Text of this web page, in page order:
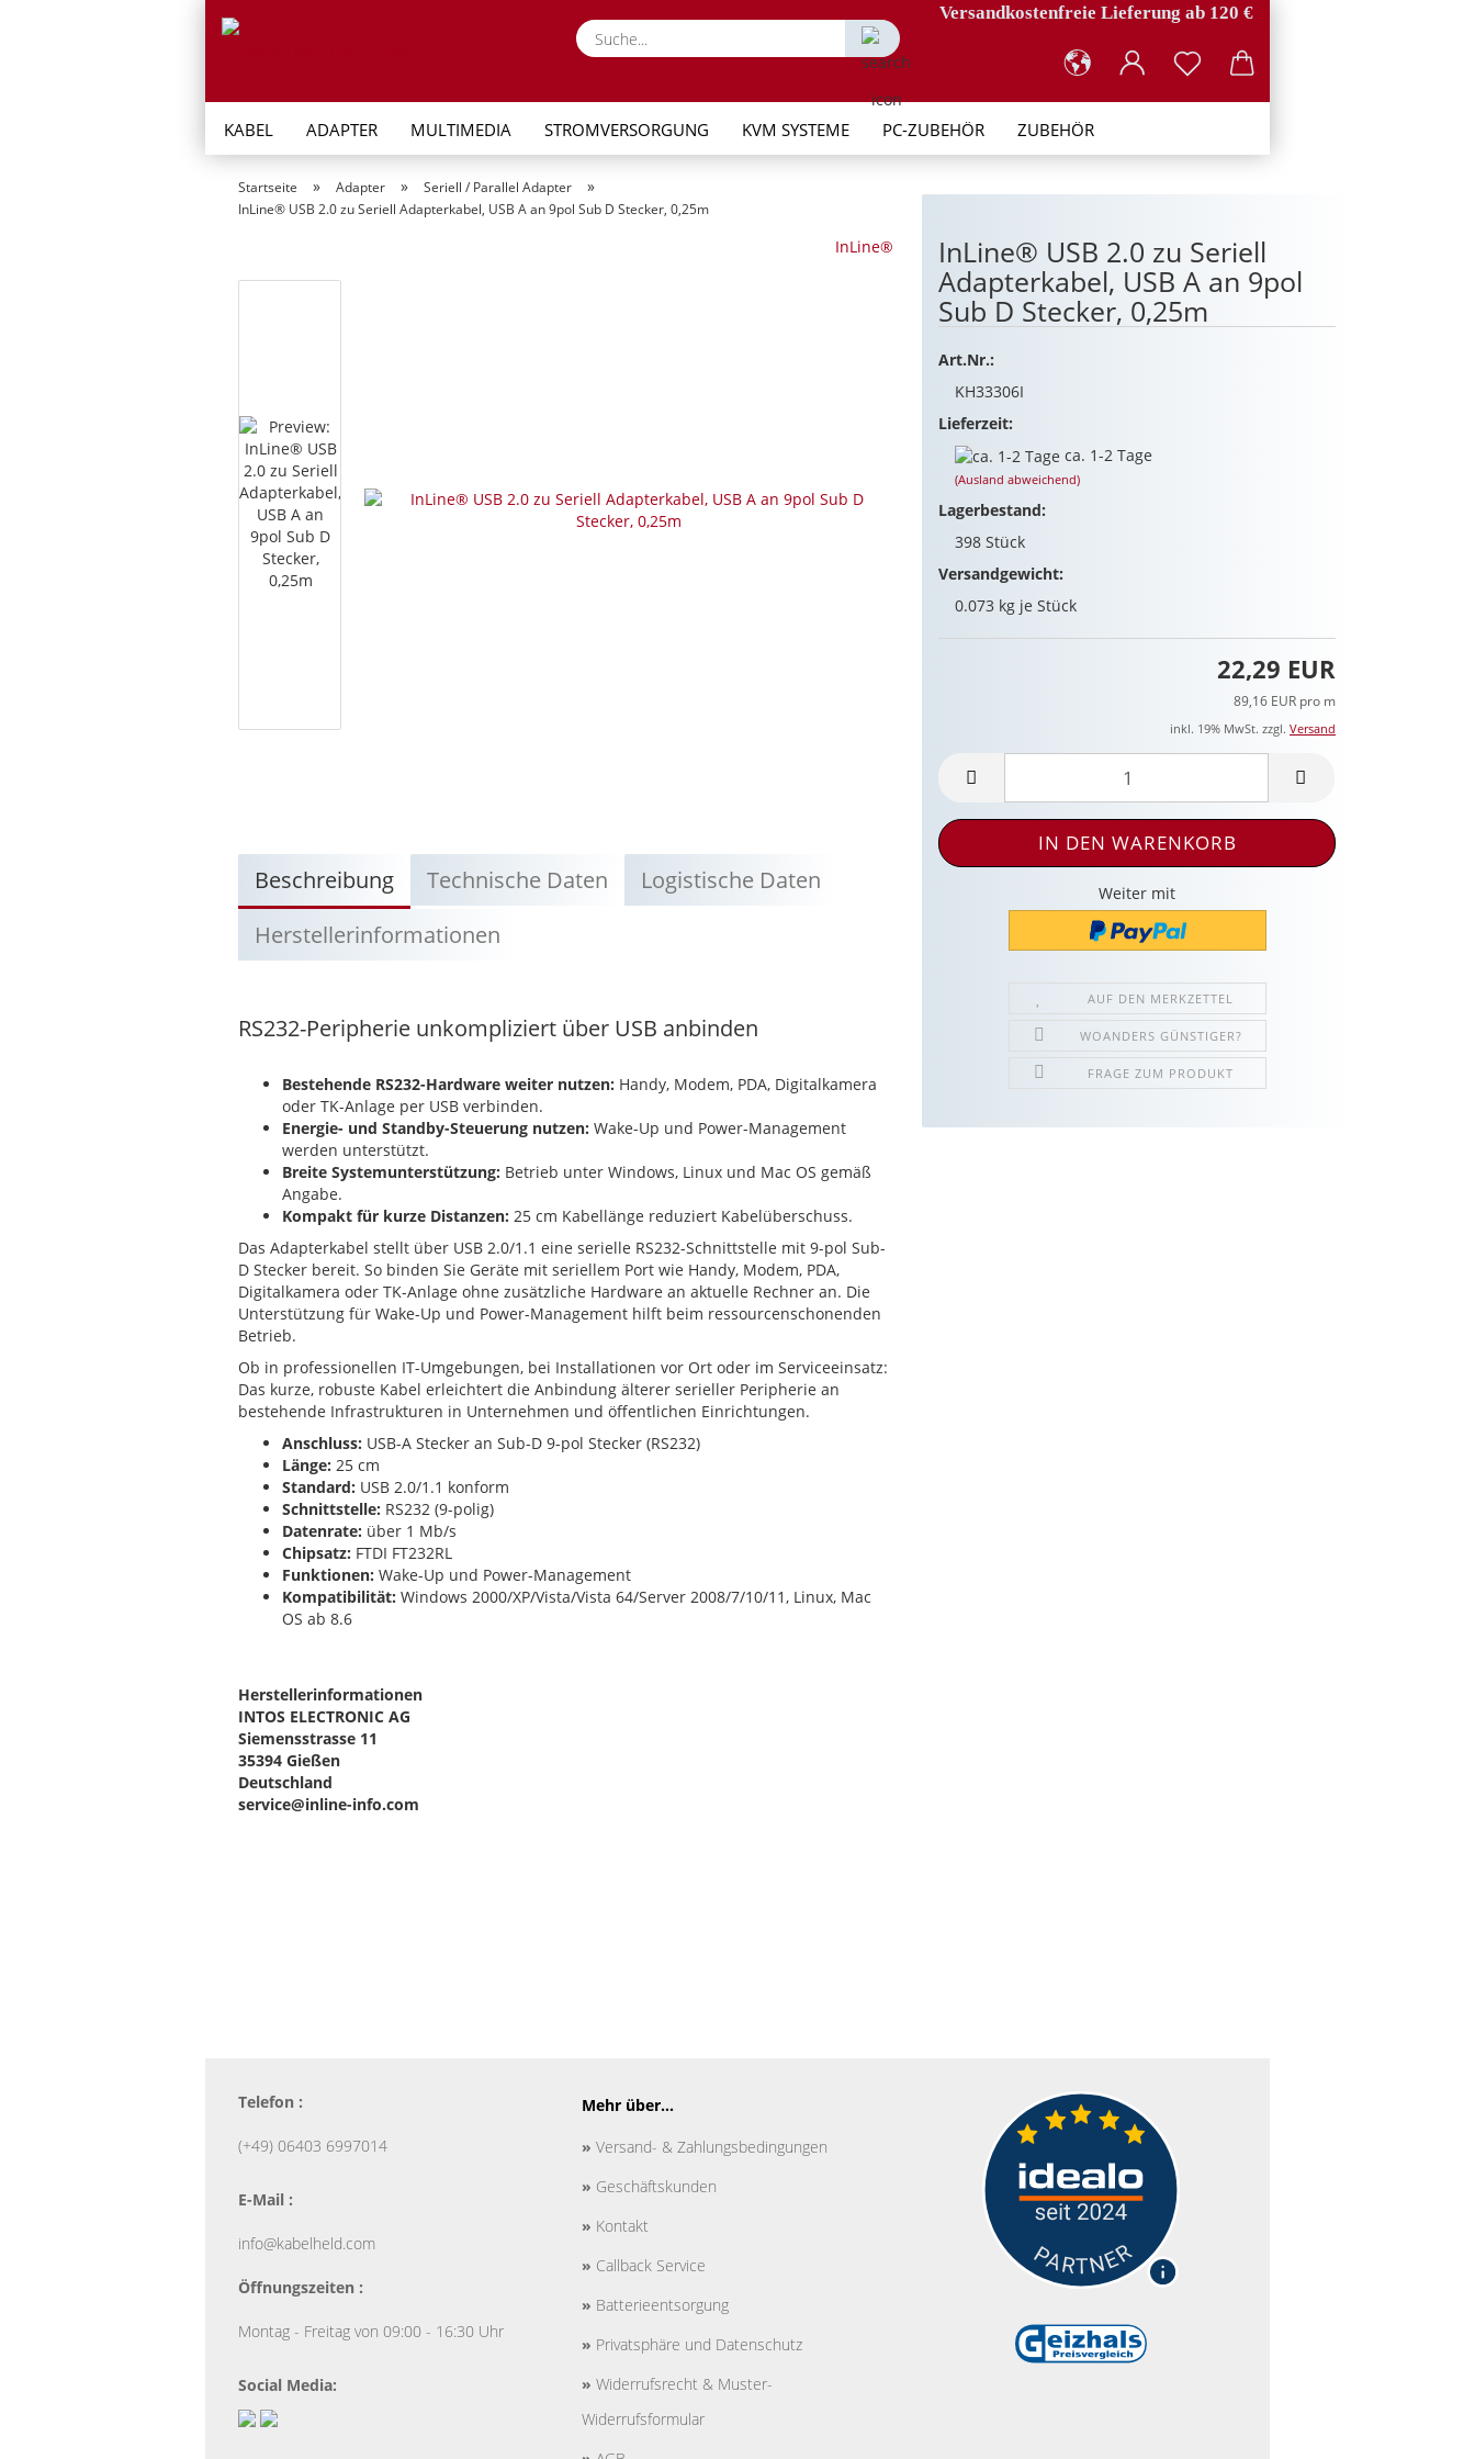
Suche...
Versandkostenfreie Lieferung ab 120 €
KABEL ADAPTER MULTIMEDIA STROMVERSORGUNG KVM SYSTEME PC-ZUBEHÖR ZUBEHÖR
Startseite » Adapter » Seriell / Parallel Adapter »
InLine® USB 2.0 zu Seriell Adapterkabel, USB A an 9pol Sub D Stecker, 0,25m
InLine® InLine® USB 2.0 zu Seriell
Adapterkabel, USB A an 9pol
Sub D Stecker, 0,25m
Art.Nr.:
KH33306I
Lieferzeit:
ca. 1-2 Tage
(Ausland abweichend)
Lagerbestand:
398Stück
Versandgewicht:
0.073 kg je Stück
22,29 EUR
89,16 EUR pro m
inkl. 19% MwSt. zzgl. Versand
Weiter mit
AUF DEN MERKZETTEL
WOANDERS GÜNSTIGER?
FRAGE ZUM PRODUKT
Beschreibung Technische Daten
Logistische Daten
Herstellerinformationen
RS232-Peripherie unkompliziert über USB anbinden
Bestehende RS232-Hardware weiter nutzen: Handy, Modem, PDA, Digitalkamera
oder TK-Anlage per USB verbinden.
Energie- und Standby-Steuerung nutzen: Wake-Up und Power-Management
werden unterstützt.
Breite Systemunterstützung: Betrieb unter Windows, Linux und Mac OS gemäß
Angabe.
Kompakt für kurze Distanzen: 25 cm Kabellänge reduziert Kabelüberschuss.
Das Adapterkabel stellt über USB 2.0/1.1 eine serielle RS232-Schnittstelle mit 9-pol Sub-
D Stecker bereit. So binden Sie Geräte mit seriellem Port wie Handy, Modem, PDA,
Digitalkamera oder TK-Anlage ohne zusätzliche Hardware an aktuelle Rechner an. Die
Unterstützung für Wake-Up und Power-Management hilft beim ressourcenschonenden
Betrieb.
Ob in professionellen IT-Umgebungen, bei Installationen vor Ort oder im Serviceeinsatz:
Das kurze, robuste Kabel erleichtert die Anbindung älterer serieller Peripherie an
bestehende Infrastrukturen in Unternehmen und öffentlichen Einrichtungen.
Anschluss: USB-A Stecker an Sub-D 9-pol Stecker (RS232)
Länge: 25 cm
Standard: USB 2.0/1.1 konform
Schnittstelle: RS232 (9-polig)
Datenrate: über 1 Mb/s
Chipsatz: FTDI FT232RL
Funktionen: Wake-Up und Power-Management
Kompatibilität: Windows 2000/XP/Vista/Vista 64/Server 2008/7/10/11, Linux, Mac
OS ab 8.6
Herstellerinformationen
INTOS ELECTRONIC AG
Siemensstrasse 11
35394 Gießen
Deutschland
service@inline-info.com
Telefon :
(+49) 06403 6997014
E-Mail :
info@kabelheld.com
Öffnungszeiten :
Montag - Freitag von 09:00 - 16:30 Uhr
Social Media:
Mehr über...
» Versand- & Zahlungsbedingungen
» Geschäftskunden
» Kontakt
» Callback Service
» Batterieentsorgung
» Privatsphäre und Datenschutz
» Widerrufsrecht & Muster-
Widerrufsformular